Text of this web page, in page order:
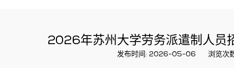
2026年苏州大学劳务派遣制人员
发布时间: 2026-05-06 浏览次